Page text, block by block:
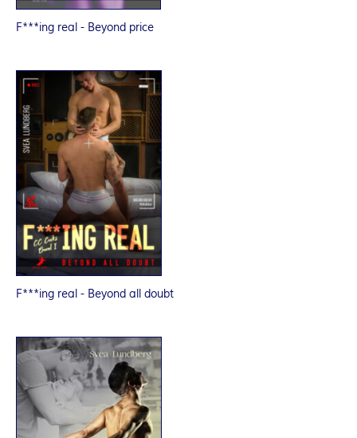
F***ing real - Beyond price
F***ing real - Beyond all doubt